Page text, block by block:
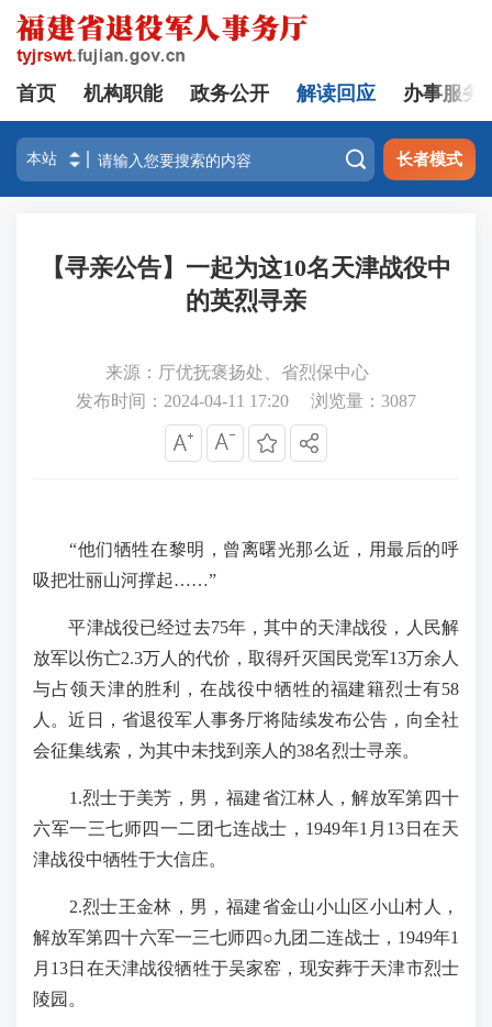
首页 机构职能 政务公开 解读回应 办事服务
 长者模式
【寻亲公告】一起为这10名天津战役中
的英烈寻亲
来源：厅优抚褒扬处、省烈保中心
发布时间：2024-04-11 17:20
浏览量： 3087
“他们牺牲在黎明，曾离曙光那么近，用最后的呼
吸把壮丽山河撑起……”
平津战役已经过去75年，其中的天津战役，人民解
放军以伤亡2.3万人的代价，取得歼灭国民党军13万余人
与占领天津的胜利，在战役中牺牲的福建籍烈士有58
人。近日，省退役军人事务厅将陆续发布公告，向全社
会征集线索，为其中未找到亲人的38名烈士寻亲。
1.烈士于美芳，男，福建省江林人，解放军第四十
六军一三七师四一二团七连战士，1949年1月13日在天
津战役中牺牲于大信庄。
2.烈士王金林，男，福建省金山小山区小山村人，
解放军第四十六军一三七师四○九团二连战士，1949年1
月13日在天津战役牺牲于吴家窑，现安葬于天津市烈士
陵园。